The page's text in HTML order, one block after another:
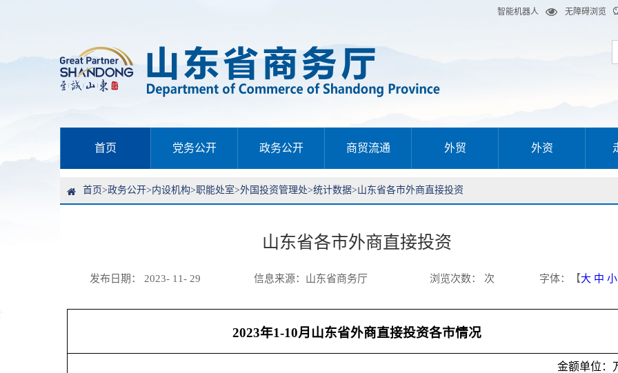
智能机器人 无障碍浏览
首页 党务公开 政务公开 商贸流通 外贸 外资
首页>政务公开>内设机构>职能处室>外国投资管理处>统计数据>山东省各市外商直接投资
山东省各市外商直接投资
发布日期： 2023- 11- 29 信息来源： 山东省商务厅 浏览次数： 次 字体：【大中 小
2023年1-10月山东省外商直接投资各市情况
金额单位：